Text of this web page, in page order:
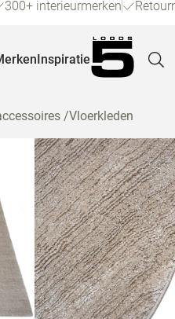
300+ interieurmerken
Inspiratie
/Vloerkleden